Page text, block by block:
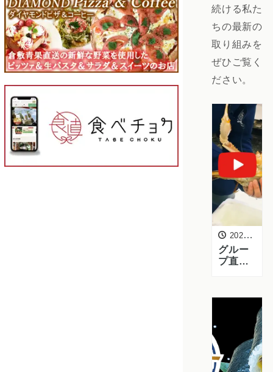
続ける私た
ちの最新の
取り組みを
ぜひご覧く
ださい。
2026年2月5日
グルー
プ直営
和食
画完成